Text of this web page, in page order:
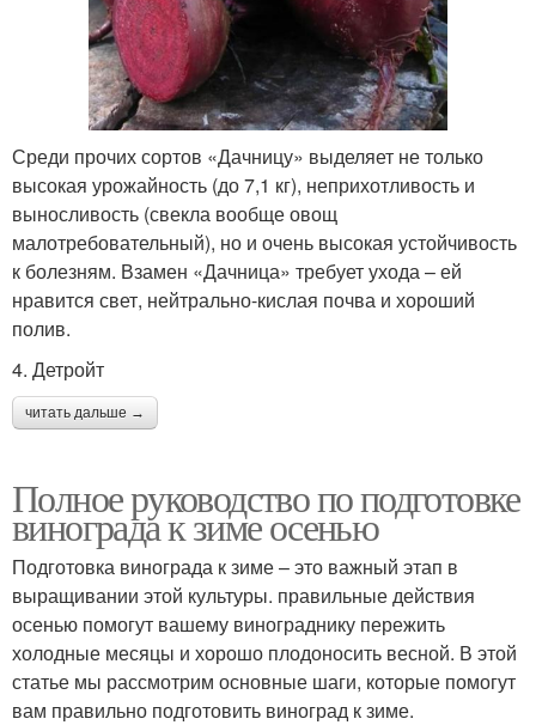
Среди прочих сортов «Дачницу» выделяет не только
высокая урожайность (до 7,1 кг), неприхотливость и
выносливость (свекла вообще овощ
малотребовательный), но и очень высокая устойчивость
к болезням. Взамен «Дачница» требует ухода – ей
нравится свет, нейтрально-кислая почва и хороший
полив.
4. Детройт
читать дальше →
Полное руководство по подготовке
винограда к зиме осенью
Подготовка винограда к зиме – это важный этап в
выращивании этой культуры. правильные действия
осенью помогут вашему винограднику пережить
холодные месяцы и хорошо плодоносить весной. В этой
статье мы рассмотрим основные шаги, которые помогут
вам правильно подготовить виноград к зиме.